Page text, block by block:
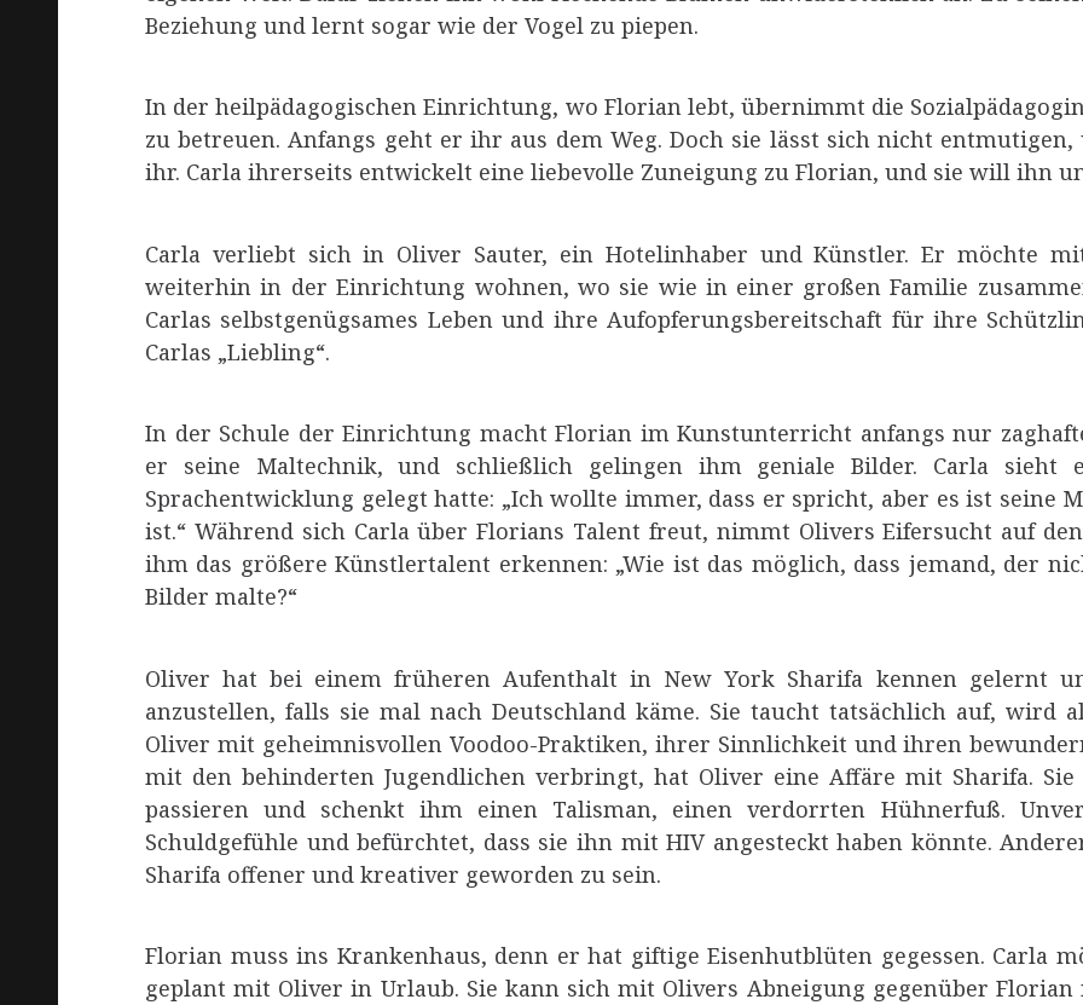
Beziehung und lernt sogar wie der Vogel zu piepen.
In der heilpädagogischen Einrichtung, wo Florian lebt, übernimmt die
zu betreuen. Anfangs geht er ihr aus dem Weg. Doch sie lässt sich nicht
ihr. Carla ihrerseits entwickelt eine liebevolle Zuneigung zu Florian, und sie will ihn
Carla verliebt sich in Oliver Sauter, ein Hotelinhaber und Künstler. Er möchte
weiterhin in der Einrichtung wohnen, wo sie wie in einer großen Familie
Carlas selbstgenügsames Leben und ihre Aufopferungsbereitschaft für ihre
Carlas „Liebling“.
In der Schule der Einrichtung macht Florian im Kunstunterricht anfangs nur
er seine Maltechnik, und schließlich gelingen ihm geniale Bilder. Carla
Sprachentwicklung gelegt hatte: „Ich wollte immer, dass er spricht, aber es ist seine
ist.“ Während sich Carla über Florians Talent freut, nimmt Olivers Eifersucht auf
ihm das größere Künstlertalent erkennen: „Wie ist das möglich, dass jemand, der
Bilder malte?“
Oliver hat bei einem früheren Aufenthalt in New York Sharifa kennen gelernt
anzustellen, falls sie mal nach Deutschland käme. Sie taucht tatsächlich auf, wird
Oliver mit geheimnisvollen Voodoo-Praktiken, ihrer Sinnlichkeit und ihren
mit den behinderten Jugendlichen verbringt, hat Oliver eine Affäre mit Sharifa.
passieren und schenkt ihm einen Talisman, einen verdorrten Hühnerfuß.
Schuldgefühle und befürchtet, dass sie ihn mit HIV angesteckt haben könnte.
Sharifa offener und kreativer geworden zu sein.
Florian muss ins Krankenhaus, denn er hat giftige Eisenhutblüten gegessen. Carla
geplant mit Oliver in Urlaub. Sie kann sich mit Olivers Abneigung gegenüber